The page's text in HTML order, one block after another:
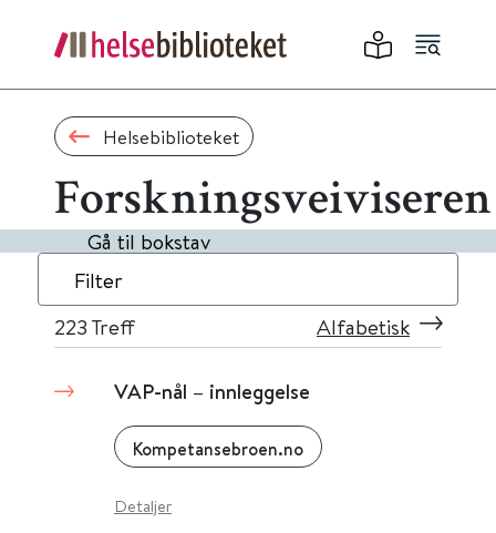
Helsebiblioteket
Forskningsveiviseren
Gå til bokstav
Filter
223 Treff Alfabetisk
VAP-nål – innleggelse
Kompetansebroen.no
Detaljer